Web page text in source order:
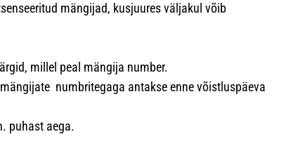
mängijad, kusjuures väljakul võib
millel peal mängija number.
numbritegaga antakse enne võistluspäeva
puhast aega.